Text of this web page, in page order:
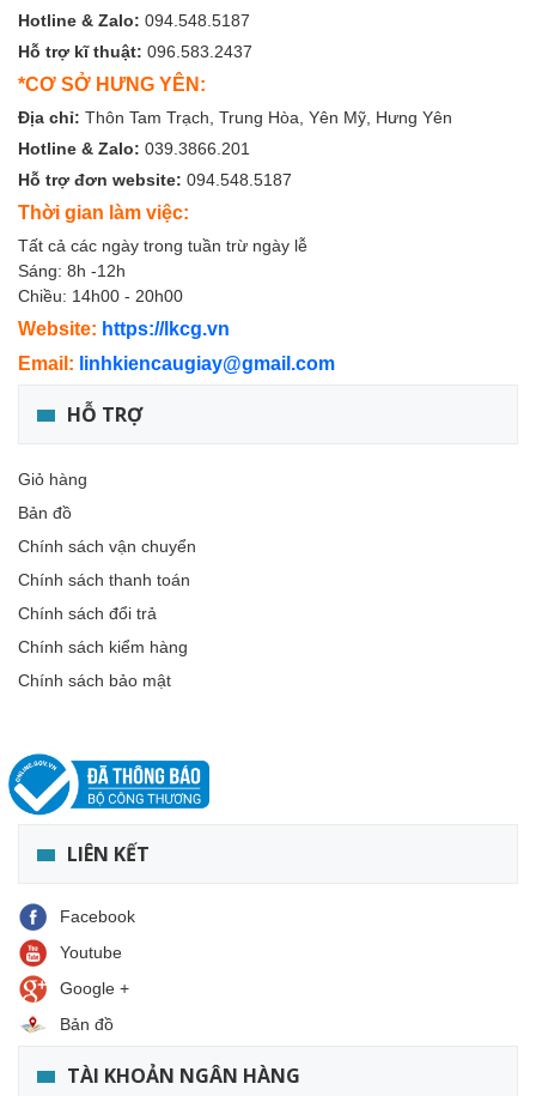
Hotline & Zalo: 094.548.5187
Hỗ trợ kĩ thuật: 096.583.2437
*CƠ SỞ HƯNG YÊN:
Địa chỉ: Thôn Tam Trạch, Trung Hòa, Yên Mỹ, Hưng Yên
Hotline & Zalo: 039.3866.201
Hỗ trợ đơn website: 094.548.5187
Thời gian làm việc:
Tất cả các ngày trong tuần trừ ngày lễ
Sáng: 8h -12h
Chiều: 14h00 - 20h00
Website: https://lkcg.vn
Email: linhkiencaugiay@gmail.com
HỖ TRỢ
Giỏ hàng
Bản đồ
Chính sách vận chuyển
Chính sách thanh toán
Chính sách đổi trả
Chính sách kiểm hàng
Chính sách bảo mật
LIÊN KẾT
Facebook
Youtube
Google +
Bản đồ
TÀI KHOẢN NGÂN HÀNG